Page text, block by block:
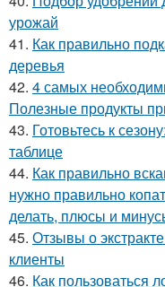
урожай
41. Как правильно
деревья
42. 4 самых
Полезные продукты
43. Готовьтесь к
таблице
44. Как правильно
нужно правильно
делать, плюсы и
45. Отзывы о
клиенты
46. Как пользоваться